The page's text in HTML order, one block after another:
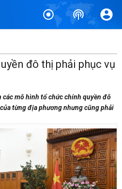
đô thị phải phục vụ
các mô hình tổ chức chính quyền đô
từng địa phương nhưng cũng phải